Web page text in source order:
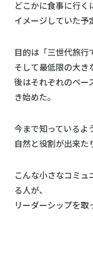
どこかに食事に行く
イメージしていた予
目的は「三世代旅行
そして最低限の大き
後はそれぞれのペー
き始めた。
今まで知っているよ
自然と役割が出来た
こんな小さなコミュ
る人が、
リーダーシップを取